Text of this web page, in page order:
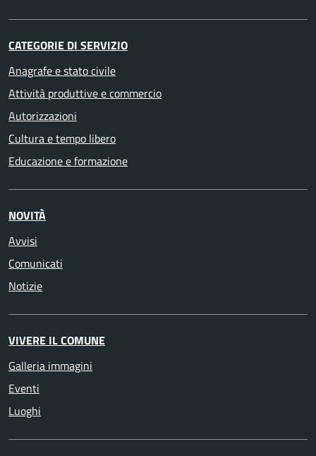
CATEGORIE DI SERVIZIO
Anagrafe e stato civile
Attività produttive e commercio
Autorizzazioni
Cultura e tempo libero
Educazione e formazione
NOVITÀ
Avvisi
Comunicati
Notizie
VIVERE IL COMUNE
Galleria immagini
Eventi
Luoghi